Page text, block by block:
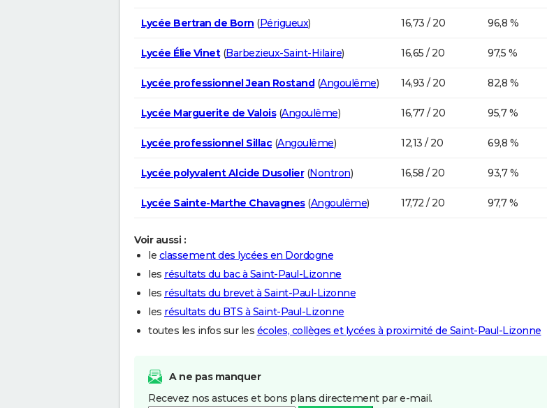
Lycée Bertran de Born (Périgueux) 16,73 / 20 96,8 %
Lycée Élie Vinet(Barbezieux-Saint-Hilaire) 16,65 / 20 97,5 %
Lycée professionnel Jean Rostand(Angoulême) 14,93 / 20 82,8 %
Lycée Marguerite de Valois(Angoulême) 16,77 / 20 95,7 %
Lycée professionnel Sillac(Angoulême) 12,13 / 20 69,8 %
Lycée polyvalent Alcide Dusolier(Nontron) 16,58 / 20 93,7 %
Lycée Sainte-Marthe Chavagnes(Angoulême) 17,72 / 20 97,7 %
Voir aussi :
le classement des lycées en Dordogne
les résultats du bac à Saint-Paul-Lizonne
les résultats du brevet à Saint-Paul-Lizonne
les résultats du BTS à Saint-Paul-Lizonne
toutes les infos sur les écoles, collèges et lycées à proximité de Saint-Paul-Lizonne
A ne pas manquer
Recevez nos astuces et bons plans directement par e-mail.